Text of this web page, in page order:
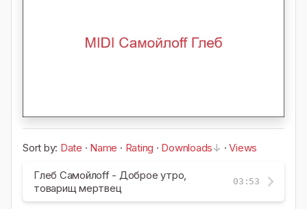
Sort by: Date · Name · Rating · Downloads ·Views
Глеб Самойлоff - Доброе утро,
товарищ мертвец
03:53